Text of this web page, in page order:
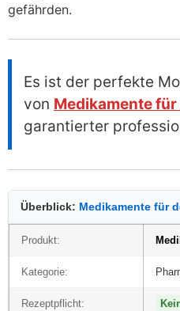
gefährden.
Es ist der perfekte
von Medikamente
garantierter
Überblick: Medikamente für
Produkt:
Kategorie:
Rezeptpflicht: